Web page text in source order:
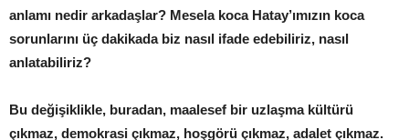
anlamı nedir arkadaşlar? Mesela koca Hatay’ımızın koca
sorunlarını üç dakikada biz nasıl ifade edebiliriz, nasıl
anlatabiliriz?
Bu değişiklikle, buradan, maalesef bir uzlaşma kültürü
çıkmaz, demokrasi çıkmaz, hoşgörü çıkmaz, adalet çıkmaz.